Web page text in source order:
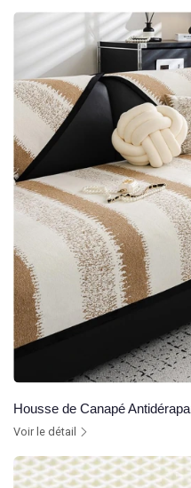
Housse de Canapé
Voir le détail